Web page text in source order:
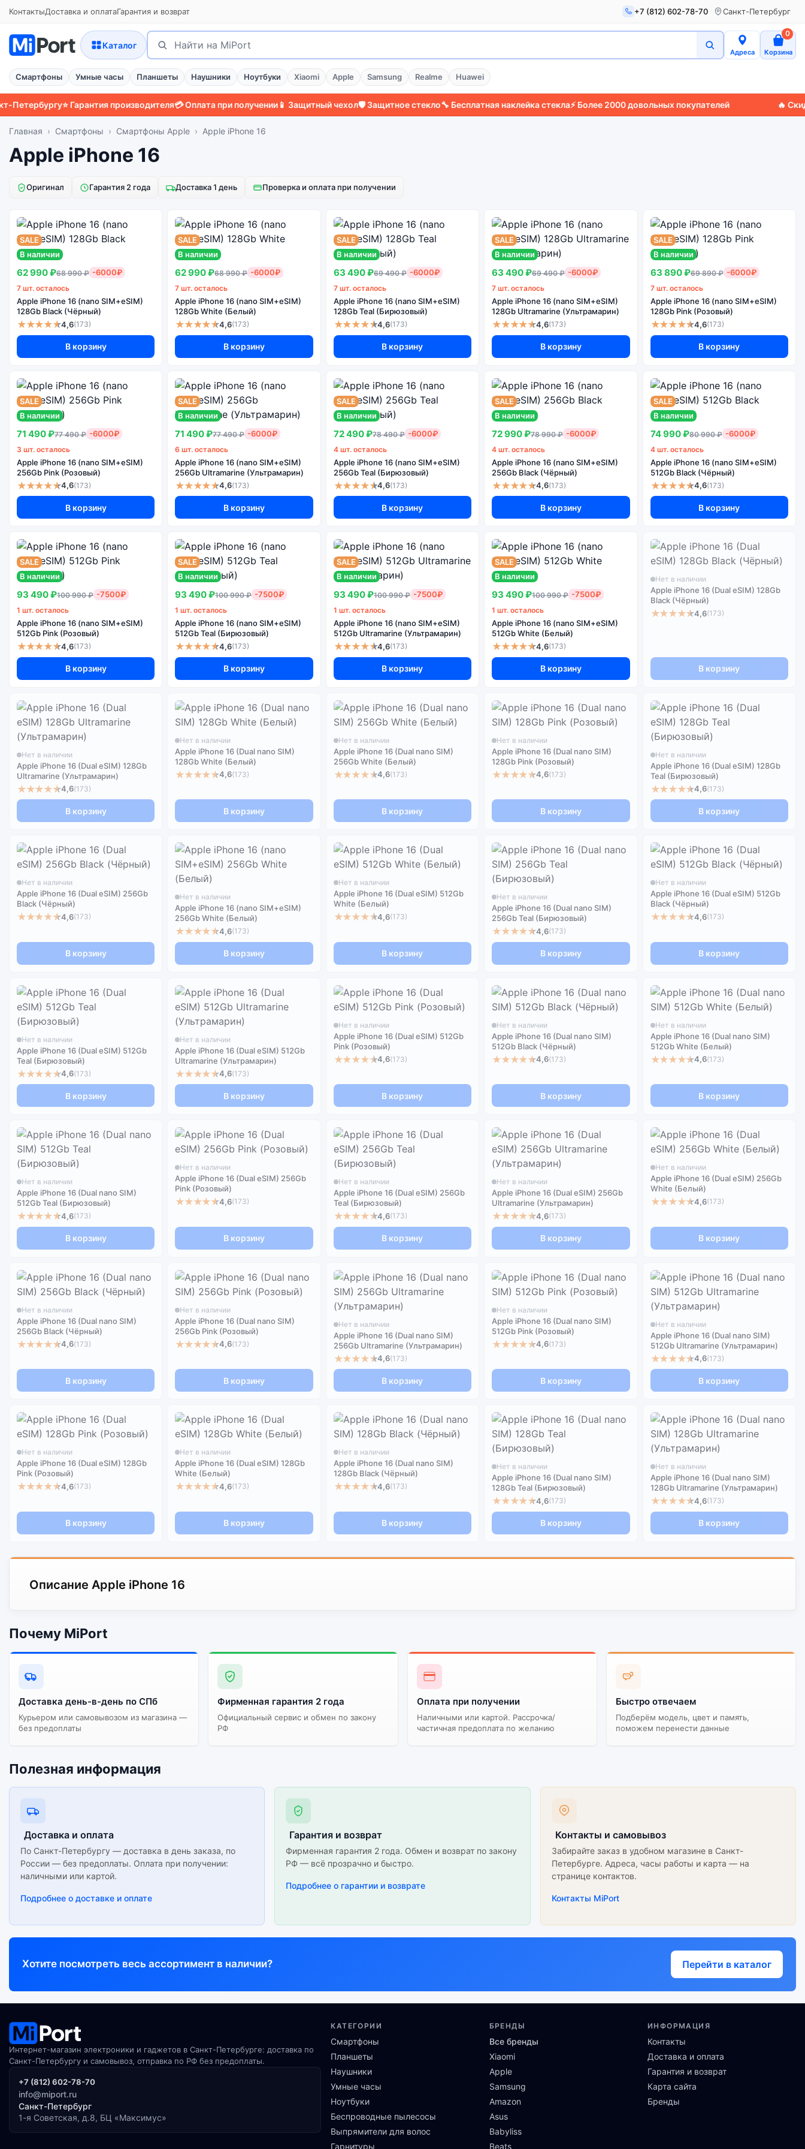
КонтактыДоставка и оплатаГарантия и возврат +7 (812) 602-78-70 Санкт-Петербург
Каталог
Поиск
Найти
Адреса Корзина
0
Смартфоны Умные часы Планшеты Наушники Ноутбуки Xiaomi Apple Samsung Realme Huawei
⭐ Гарантия производителя💳 Оплата при получении📱 Защитный чехол🛡️ Защитное стекло🔧 Бесплатная наклейка стекла⚡ Более 2000 довольных покупателей 🔥 Скидки до
Главная Смартфоны Смартфоны Apple Apple iPhone 16
Apple iPhone 16
Оригинал Гарантия 2 года Доставка 1 день Проверка и оплата при получении
SALE
В наличии
62 990 ₽68 990 ₽ -6000₽
7 шт. осталось
Apple iPhone 16 (nano SIM+eSIM)
128Gb Black (Чёрный)
★★★★★4,6(173)
В корзину
SALE
В наличии
62 990 ₽68 990 ₽ -6000₽
7 шт. осталось
Apple iPhone 16 (nano SIM+eSIM)
128Gb White (Белый)
★★★★★4,6(173)
В корзину
SALE
В наличии
63 490 ₽69 490 ₽ -6000₽
7 шт. осталось
Apple iPhone 16 (nano SIM+eSIM)
128Gb Teal (Бирюзовый)
★★★★★4,6(173)
В корзину
SALE
В наличии
63 490 ₽69 490 ₽ -6000₽
7 шт. осталось
Apple iPhone 16 (nano SIM+eSIM)
128Gb Ultramarine (Ультрамарин)
★★★★★4,6(173)
В корзину
SALE
В наличии
63 890 ₽69 890 ₽ -6000₽
7 шт. осталось
Apple iPhone 16 (nano SIM+eSIM)
128Gb Pink (Розовый)
★★★★★4,6(173)
В корзину
SALE
В наличии
71 490 ₽77 490 ₽ -6000₽
3 шт. осталось
Apple iPhone 16 (nano SIM+eSIM)
256Gb Pink (Розовый)
★★★★★4,6(173)
В корзину
SALE
В наличии
71 490 ₽77 490 ₽ -6000₽
6 шт. осталось
Apple iPhone 16 (nano SIM+eSIM)
256Gb Ultramarine (Ультрамарин)
★★★★★4,6(173)
В корзину
SALE
В наличии
72 490 ₽78 490 ₽ -6000₽
4 шт. осталось
Apple iPhone 16 (nano SIM+eSIM)
256Gb Teal (Бирюзовый)
★★★★★4,6(173)
В корзину
SALE
В наличии
72 990 ₽78 990 ₽ -6000₽
4 шт. осталось
Apple iPhone 16 (nano SIM+eSIM)
256Gb Black (Чёрный)
★★★★★4,6(173)
В корзину
SALE
В наличии
74 990 ₽80 990 ₽ -6000₽
4 шт. осталось
Apple iPhone 16 (nano SIM+eSIM)
512Gb Black (Чёрный)
★★★★★4,6(173)
В корзину
SALE
В наличии
93 490 ₽100 990 ₽ -7500₽
1 шт. осталось
Apple iPhone 16 (nano SIM+eSIM)
512Gb Pink (Розовый)
★★★★★4,6(173)
В корзину
SALE
В наличии
93 490 ₽100 990 ₽ -7500₽
1 шт. осталось
Apple iPhone 16 (nano SIM+eSIM)
512Gb Teal (Бирюзовый)
★★★★★4,6(173)
В корзину
SALE
В наличии
93 490 ₽100 990 ₽ -7500₽
1 шт. осталось
Apple iPhone 16 (nano SIM+eSIM)
512Gb Ultramarine (Ультрамарин)
★★★★★4,6(173)
В корзину
SALE
В наличии
93 490 ₽100 990 ₽ -7500₽
1 шт. осталось
Apple iPhone 16 (nano SIM+eSIM)
512Gb White (Белый)
★★★★★4,6(173)
В корзину
Нет в наличии
Apple iPhone 16 (Dual eSIM) 128Gb
Black (Чёрный)
★★★★★4,6(173)
В корзину
Нет в наличии
Apple iPhone 16 (Dual eSIM) 128Gb
Ultramarine (Ультрамарин)
★★★★★4,6(173)
В корзину
Нет в наличии
Apple iPhone 16 (Dual nano SIM)
128Gb White (Белый)
★★★★★4,6(173)
В корзину
Нет в наличии
Apple iPhone 16 (Dual nano SIM)
256Gb White (Белый)
★★★★★4,6(173)
В корзину
Нет в наличии
Apple iPhone 16 (Dual nano SIM)
128Gb Pink (Розовый)
★★★★★4,6(173)
В корзину
Нет в наличии
Apple iPhone 16 (Dual eSIM) 128Gb
Teal (Бирюзовый)
★★★★★4,6(173)
В корзину
Нет в наличии
Apple iPhone 16 (Dual eSIM) 256Gb
Black (Чёрный)
★★★★★4,6(173)
В корзину
Нет в наличии
Apple iPhone 16 (nano SIM+eSIM)
256Gb White (Белый)
★★★★★4,6(173)
В корзину
Нет в наличии
Apple iPhone 16 (Dual eSIM) 512Gb
White (Белый)
★★★★★4,6(173)
В корзину
Нет в наличии
Apple iPhone 16 (Dual nano SIM)
256Gb Teal (Бирюзовый)
★★★★★4,6(173)
В корзину
Нет в наличии
Apple iPhone 16 (Dual eSIM) 512Gb
Black (Чёрный)
★★★★★4,6(173)
В корзину
Нет в наличии
Apple iPhone 16 (Dual eSIM) 512Gb
Teal (Бирюзовый)
★★★★★4,6(173)
В корзину
Нет в наличии
Apple iPhone 16 (Dual eSIM) 512Gb
Ultramarine (Ультрамарин)
★★★★★4,6(173)
В корзину
Нет в наличии
Apple iPhone 16 (Dual eSIM) 512Gb
Pink (Розовый)
★★★★★4,6(173)
В корзину
Нет в наличии
Apple iPhone 16 (Dual nano SIM)
512Gb Black (Чёрный)
★★★★★4,6(173)
В корзину
Нет в наличии
Apple iPhone 16 (Dual nano SIM)
512Gb White (Белый)
★★★★★4,6(173)
В корзину
Нет в наличии
Apple iPhone 16 (Dual nano SIM)
512Gb Teal (Бирюзовый)
★★★★★4,6(173)
В корзину
Нет в наличии
Apple iPhone 16 (Dual eSIM) 256Gb
Pink (Розовый)
★★★★★4,6(173)
В корзину
Нет в наличии
Apple iPhone 16 (Dual eSIM) 256Gb
Teal (Бирюзовый)
★★★★★4,6(173)
В корзину
Нет в наличии
Apple iPhone 16 (Dual eSIM) 256Gb
Ultramarine (Ультрамарин)
★★★★★4,6(173)
В корзину
Нет в наличии
Apple iPhone 16 (Dual eSIM) 256Gb
White (Белый)
★★★★★4,6(173)
В корзину
Нет в наличии
Apple iPhone 16 (Dual nano SIM)
256Gb Black (Чёрный)
★★★★★4,6(173)
В корзину
Нет в наличии
Apple iPhone 16 (Dual nano SIM)
256Gb Pink (Розовый)
★★★★★4,6(173)
В корзину
Нет в наличии
Apple iPhone 16 (Dual nano SIM)
256Gb Ultramarine (Ультрамарин)
★★★★★4,6(173)
В корзину
Нет в наличии
Apple iPhone 16 (Dual nano SIM)
512Gb Pink (Розовый)
★★★★★4,6(173)
В корзину
Нет в наличии
Apple iPhone 16 (Dual nano SIM)
512Gb Ultramarine (Ультрамарин)
★★★★★4,6(173)
В корзину
Нет в наличии
Apple iPhone 16 (Dual eSIM) 128Gb
Pink (Розовый)
★★★★★4,6(173)
В корзину
Нет в наличии
Apple iPhone 16 (Dual eSIM) 128Gb
White (Белый)
★★★★★4,6(173)
В корзину
Нет в наличии
Apple iPhone 16 (Dual nano SIM)
128Gb Black (Чёрный)
★★★★★4,6(173)
В корзину
Нет в наличии
Apple iPhone 16 (Dual nano SIM)
128Gb Teal (Бирюзовый)
★★★★★4,6(173)
В корзину
Нет в наличии
Apple iPhone 16 (Dual nano SIM)
128Gb Ultramarine (Ультрамарин)
★★★★★4,6(173)
В корзину
Описание Apple iPhone 16
Почему MiPort
Доставка день-в-день по СПб
Курьером или самовывозом из магазина —
без предоплаты
Фирменная гарантия 2 года
Официальный сервис и обмен по закону
РФ
Оплата при получении
Наличными или картой. Рассрочка/
частичная предоплата по желанию
Быстро отвечаем
Подберём модель, цвет и память,
поможем перенести данные
Полезная информация
Доставка и оплата
По Санкт-Петербургу — доставка в день заказа, по
России — без предоплаты. Оплата при получении:
наличными или картой.
Подробнее о доставке и оплате
Гарантия и возврат
Фирменная гарантия 2 года. Обмен и возврат по закону
РФ — всё прозрачно и быстро.
Подробнее о гарантии и возврате
Контакты и самовывоз
Забирайте заказ в удобном магазине в Санкт-
Петербурге. Адреса, часы работы и карта — на
странице контактов.
Контакты MiPort
Хотите посмотреть весь ассортимент в наличии? Перейти в каталог
Интернет-магазин электроники и гаджетов в Санкт-Петербурге: доставка по
Санкт-Петербургу и самовывоз, отправка по РФ без предоплаты.
+7 (812) 602-78-70
info@miport.ru
Санкт-Петербург
1-я Советская, д.8, БЦ «Максимус»
КАТЕГОРИИ
Смартфоны
Планшеты
Наушники
Умные часы
Ноутбуки
Беспроводные пылесосы
Выпрямители для волос
Гарнитуры
БРЕНДЫ
Все бренды
Xiaomi
Apple
Samsung
Amazon
Asus
Babyliss
Beats
ИНФОРМАЦИЯ
Контакты
Доставка и оплата
Гарантия и возврат
Карта сайта
Бренды